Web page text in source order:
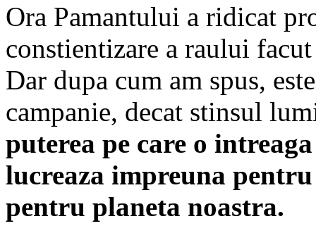
Ora Pamantului a ridicat
constientizare a raului
Dar dupa cum am spus,
campanie, decat stinsul
puterea pe care o
lucreaza impreuna
pentru planeta noastra.